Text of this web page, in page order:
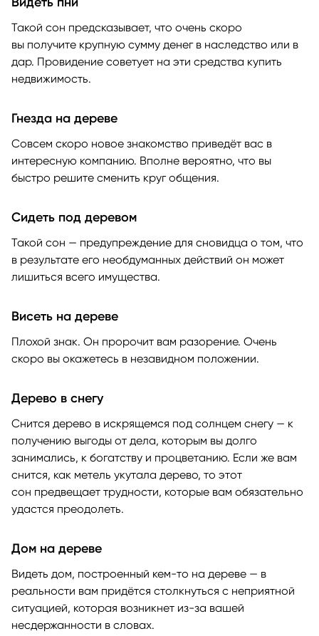
Такой сон предсказывает, что очень скоро
вы получите крупную сумму денег в наследство или в
дар. Провидение советует на эти средства купить
недвижимость.
Гнезда на дереве
Совсем скоро новое знакомство приведёт вас в
интересную компанию. Вполне вероятно, что вы
быстро решите сменить круг общения.
Сидеть под деревом
Такой сон — предупреждение для сновидца о том, что
в результате его необдуманных действий он может
лишиться всего имущества.
Висеть на дереве
Плохой знак. Он пророчит вам разорение. Очень
скоро вы окажетесь в незавидном положении.
Дерево в снегу
Снится дерево в искрящемся под солнцем снегу — к
получению выгоды от дела, которым вы долго
занимались, к богатству и процветанию. Если же вам
снится, как метель укутала дерево, то этот
сон предвещает трудности, которые вам обязательно
удастся преодолеть.
Дом на дереве
Видеть дом, построенный кем-то на дереве — в
реальности вам придётся столкнуться с неприятной
ситуацией, которая возникнет из-за вашей
несдержанности в словах.